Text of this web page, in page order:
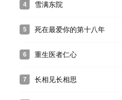
4 雪满东院
5 死在最爱你的第十八年
6 重生医者仁心
7 长相见长相思